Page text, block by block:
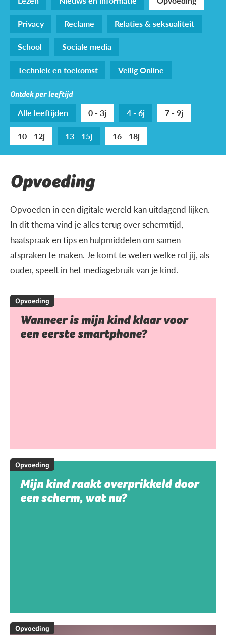
Privacy
Reclame
Relaties & seksualiteit
School
Sociale media
Techniek en toekomst
Veilig Online
Ontdek per leeftijd
Alle leeftijden 0 - 3j 4 - 6j
7 - 9j
10 - 12j
13 - 15j 16 - 18j
Opvoeding
Opvoeden in een digitale wereld kan uitdagend lijken.
In dit thema vind je alles terug over schermtijd,
haatspraak en tips en hulpmiddelen om samen
afspraken te maken. Je komt te weten welke rol jij, als
ouder, speelt in het mediagebruik van je kind.
Opvoeding
Wanneer is mijn kind klaar voor
een eerste smartphone?
Opvoeding
Mijn kind raakt overprikkeld door
een scherm, wat nu?
Opvoeding